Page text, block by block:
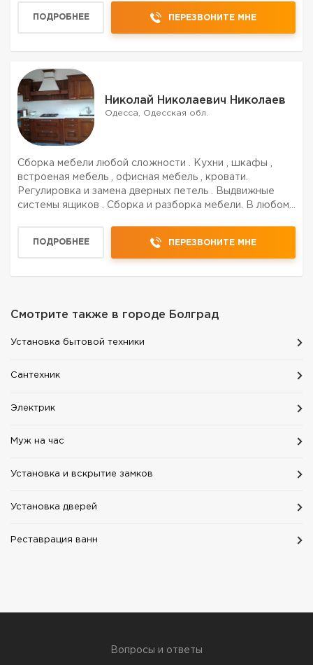
договорные
ПОДРОБНЕЕ ПЕРЕЗВОНИТЕ МНЕ
Николай Николаевич Николаев
Одесса, Одесская обл.
Сборка мебели любой сложности . Кухни , шкафы ,
встроеная мебель , офисная мебель , кровати.
Регулировка и замена дверных петель . Выдвижные
системы ящиков . Сборка и разборка мебели. В любом
ПОДРОБНЕЕ ПЕРЕЗВОНИТЕ МНЕ
Смотрите также в городе Болград
Установка бытовой техники
Сантехник
Электрик
Муж на час
Установка и вскрытие замков
Установка дверей
Реставрация ванн
Вопросы и ответы